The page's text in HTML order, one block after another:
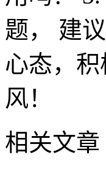
题， 建
心态，
风！
相关文章